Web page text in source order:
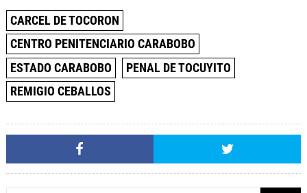
CARCEL DE TOCORON
CENTRO PENITENCIARIO CARABOBO
ESTADO CARABOBO
PENAL DE TOCUYITO
REMIGIO CEBALLOS